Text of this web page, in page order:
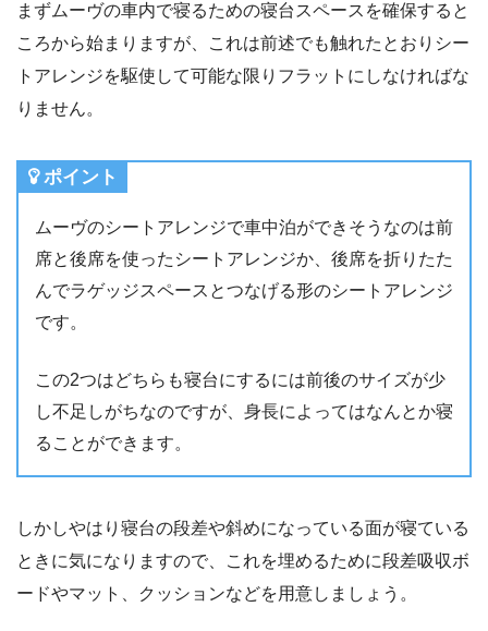
まずムーヴの車内で寝るための寝台スペースを確保すると
ころから始まりますが、これは前述でも触れたとおりシー
トアレンジを駆使して可能な限りフラットにしなければな
りません。
ポイント
ムーヴのシートアレンジで車中泊ができそうなのは前
席と後席を使ったシートアレンジか、後席を折りたた
んでラゲッジスペースとつなげる形のシートアレンジ
です。
この2つはどちらも寝台にするには前後のサイズが少
し不足しがちなのですが、身長によってはなんとか寝
ることができます。
しかしやはり寝台の段差や斜めになっている面が寝ている
ときに気になりますので、これを埋めるために段差吸収ボ
ードやマット、クッションなどを用意しましょう。